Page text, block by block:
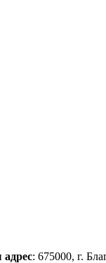
: 675000, г.